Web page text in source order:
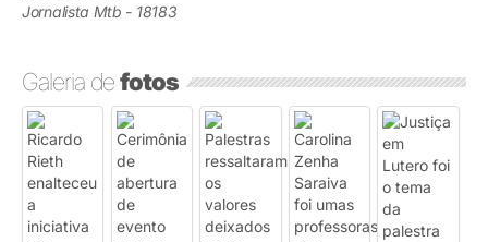
Jornalista Mtb - 18183
Galeria defotos